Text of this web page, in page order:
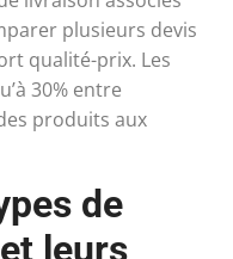
plusieurs devis
qualité-prix. Les
30% entre
produits aux
de
leurs